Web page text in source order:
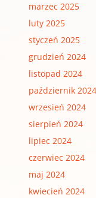
marzec 2025
luty 2025
styczeń 2025
grudzień 2024
listopad 2024
październik 2024
wrzesień 2024
sierpień 2024
lipiec 2024
czerwiec 2024
maj 2024
kwiecień 2024